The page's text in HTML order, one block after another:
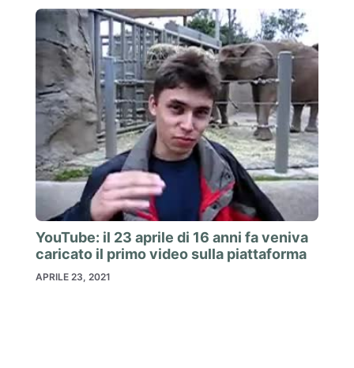
YouTube: il 23 aprile di 16 anni fa veniva
caricato il primo video sulla piattaforma
APRILE 23, 2021